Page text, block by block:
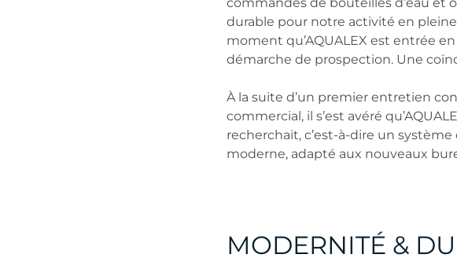
durable pour notre activité en pleine
moment qu’AQUALEX est entrée
démarche de prospection. Une
À la suite d’un premier entretien
commercial, il s’est avéré
recherchait, c’est-à-dire un
moderne, adapté aux nouveaux
MODERNITÉ &